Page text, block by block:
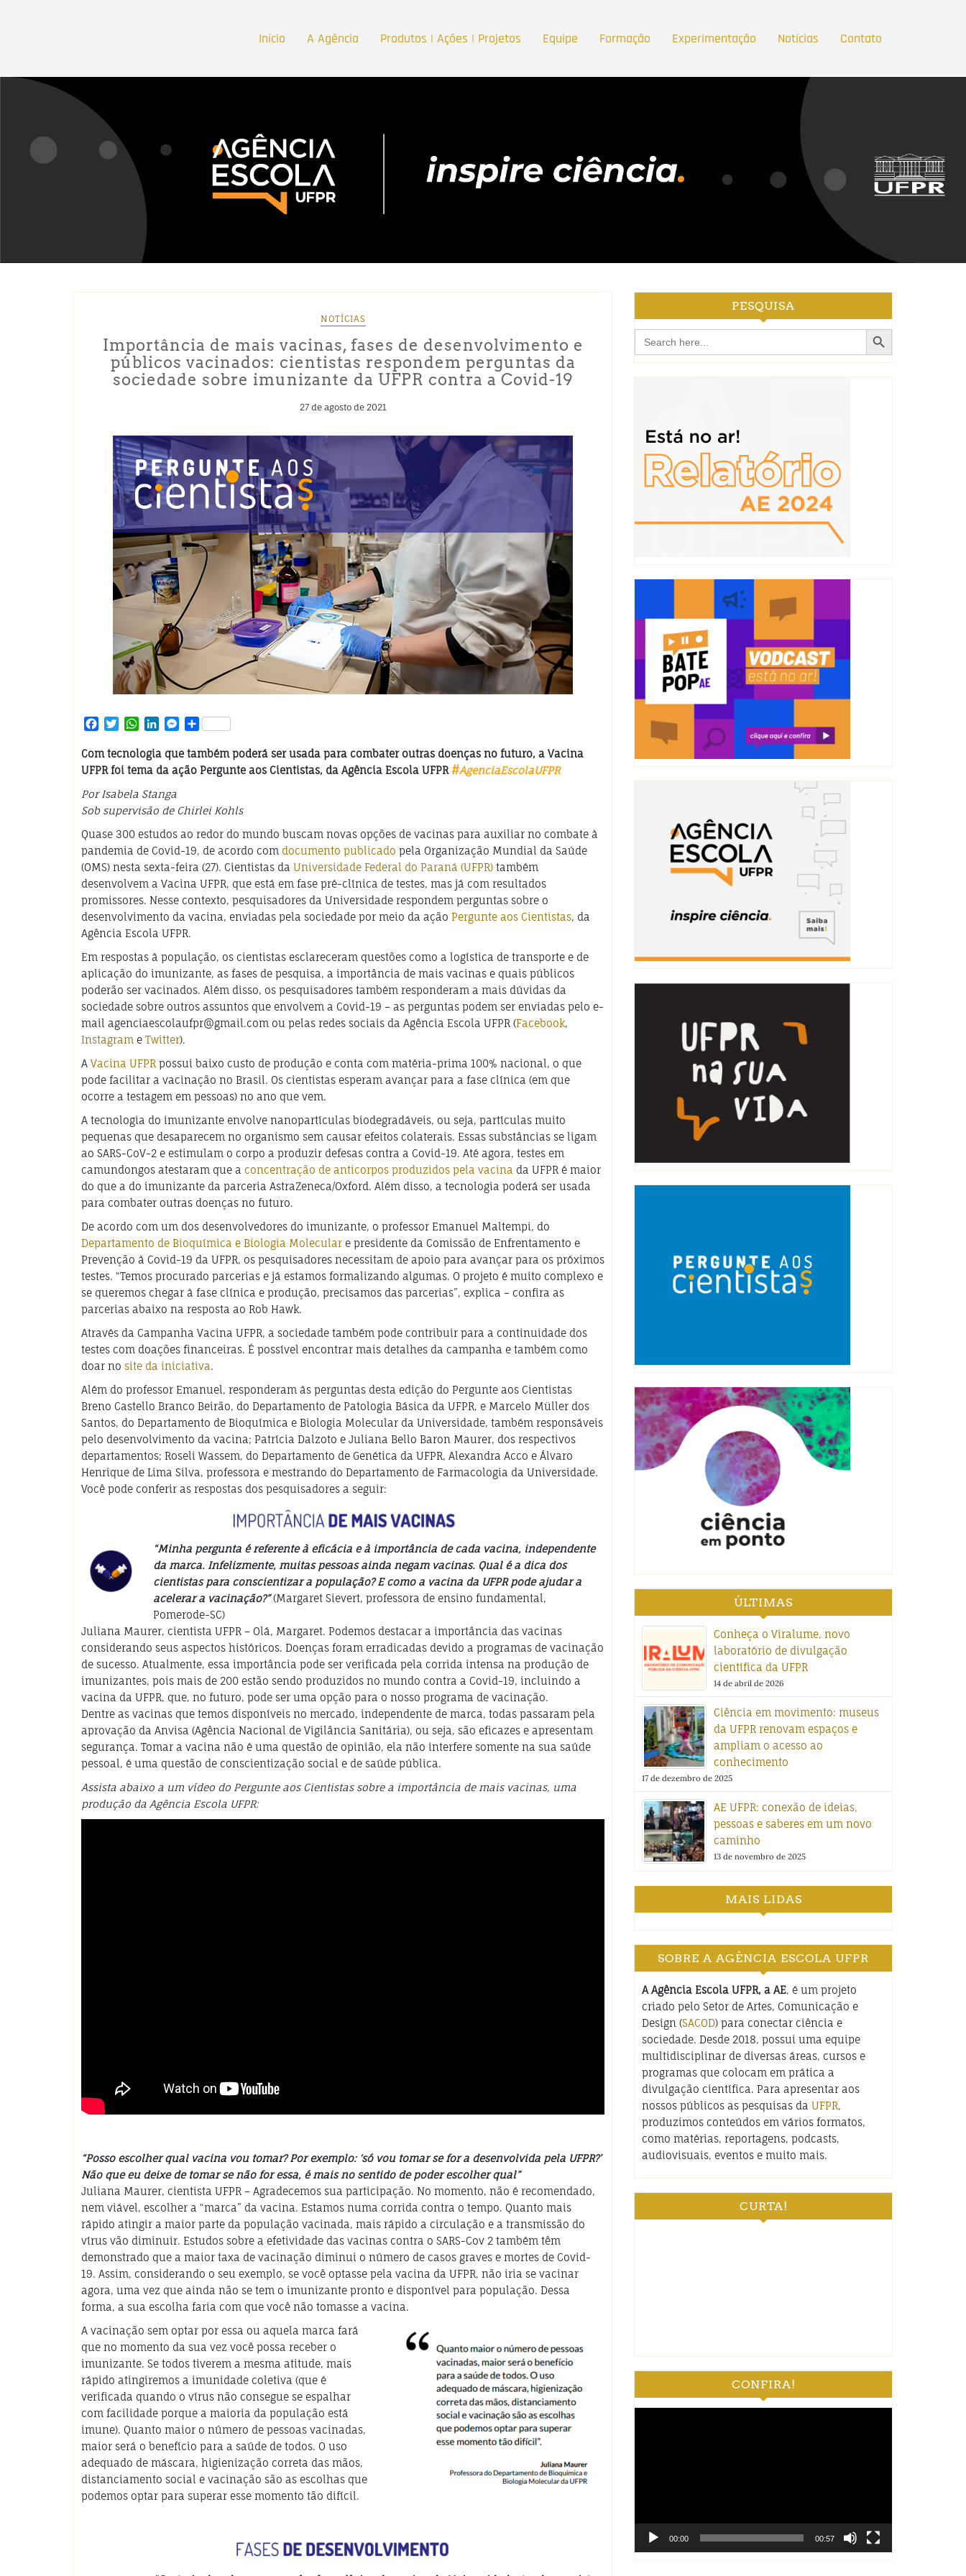
Início A Agência Produtos | Ações | Projetos Equipe Formação Experimentação Notícias Contato
NOTÍCIAS
Importância de mais vacinas, fases de desenvolvimento e
públicos vacinados: cientistas respondem perguntas da
sociedade sobre imunizante da UFPR contra a Covid-19
27 de agosto de 2021
Facebook
TwitterWhatsApp
LinkedInMessenger
Share
Com tecnologia que também poderá ser usada para combater outras doenças no futuro, a Vacina
UFPR foi tema da ação Pergunte aos Cientistas, da Agência Escola UFPR#AgenciaEscolaUFPR
Por Isabela Stanga
Sob supervisão de Chirlei Kohls
Quase 300 estudos ao redor do mundo buscam novas opções de vacinas para auxiliar no combate à
pandemia de Covid-19, de acordo com documento publicado pela Organização Mundial da Saúde
(OMS) nesta sexta-feira (27). Cientistas da Universidade Federal do Paraná (UFPR) também
desenvolvem a Vacina UFPR, que está em fase pré-clínica de testes, mas já com resultados
promissores. Nesse contexto, pesquisadores da Universidade respondem perguntas sobre o
desenvolvimento da vacina, enviadas pela sociedade por meio da ação Pergunte aos Cientistas, da
Agência Escola UFPR.
Em respostas à população, os cientistas esclareceram questões como a logística de transporte e de
aplicação do imunizante, as fases de pesquisa, a importância de mais vacinas e quais públicos
poderão ser vacinados. Além disso, os pesquisadores também responderam a mais dúvidas da
sociedade sobre outros assuntos que envolvem a Covid-19 – as perguntas podem ser enviadas pelo e-
mail agenciaescolaufpr@gmail.com ou pelas redes sociais da Agência Escola UFPR (Facebook,
Instagram e Twitter).
A Vacina UFPR possui baixo custo de produção e conta com matéria-prima 100% nacional, o que
pode facilitar a vacinação no Brasil. Os cientistas esperam avançar para a fase clínica (em que
ocorre a testagem em pessoas) no ano que vem.
A tecnologia do imunizante envolve nanopartículas biodegradáveis, ou seja, partículas muito
pequenas que desaparecem no organismo sem causar efeitos colaterais. Essas substâncias se ligam
ao SARS-CoV-2 e estimulam o corpo a produzir defesas contra a Covid-19. Até agora, testes em
camundongos atestaram que a concentração de anticorpos produzidos pela vacina da UFPR é maior
do que a do imunizante da parceria AstraZeneca/Oxford. Além disso, a tecnologia poderá ser usada
para combater outras doenças no futuro.
De acordo com um dos desenvolvedores do imunizante, o professor Emanuel Maltempi, do
Departamento de Bioquímica e Biologia Molecular e presidente da Comissão de Enfrentamento e
Prevenção à Covid-19 da UFPR, os pesquisadores necessitam de apoio para avançar para os próximos
testes. “Temos procurado parcerias e já estamos formalizando algumas. O projeto é muito complexo e
se queremos chegar à fase clínica e produção, precisamos das parcerias”, explica – confira as
parcerias abaixo na resposta ao Rob Hawk.
Através da Campanha Vacina UFPR, a sociedade também pode contribuir para a continuidade dos
testes com doações financeiras. É possível encontrar mais detalhes da campanha e também como
doar no site da iniciativa.
Além do professor Emanuel, responderam às perguntas desta edição do Pergunte aos Cientistas
Breno Castello Branco Beirão, do Departamento de Patologia Básica da UFPR, e Marcelo Müller dos
Santos, do Departamento de Bioquímica e Biologia Molecular da Universidade, também responsáveis
pelo desenvolvimento da vacina; Patrícia Dalzoto e Juliana Bello Baron Maurer, dos respectivos
departamentos; Roseli Wassem, do Departamento de Genética da UFPR, Alexandra Acco e Álvaro
Henrique de Lima Silva, professora e mestrando do Departamento de Farmacologia da Universidade.
Você pode conferir as respostas dos pesquisadores a seguir:
“Minha pergunta é referente à eficácia e à importância de cada vacina, independente
da marca. Infelizmente, muitas pessoas ainda negam vacinas. Qual é a dica dos
cientistas para conscientizar a população? E como a vacina da UFPR pode ajudar a
acelerar a vacinação?”(Margaret Sievert, professora de ensino fundamental,
Pomerode-SC)
Juliana Maurer, cientista UFPR – Olá, Margaret. Podemos destacar a importância das vacinas
considerando seus aspectos históricos. Doenças foram erradicadas devido a programas de vacinação
de sucesso. Atualmente, essa importância pode ser verificada pela corrida intensa na produção de
imunizantes, pois mais de 200 estão sendo produzidos no mundo contra a Covid-19, incluindo a
vacina da UFPR, que, no futuro, pode ser uma opção para o nosso programa de vacinação.
Dentre as vacinas que temos disponíveis no mercado, independente de marca, todas passaram pela
aprovação da Anvisa (Agência Nacional de Vigilância Sanitária), ou seja, são eficazes e apresentam
segurança. Tomar a vacina não é uma questão de opinião, ela não interfere somente na sua saúde
pessoal, é uma questão de conscientização social e de saúde pública.
Assista abaixo a um vídeo do Pergunte aos Cientistas sobre a importância de mais vacinas, uma
produção da Agência Escola UFPR:
“Posso escolher qual vacina vou tomar? Por exemplo: ‘só vou tomar se for a desenvolvida pela UFPR?’
Não que eu deixe de tomar se não for essa, é mais no sentido de poder escolher qual”
Juliana Maurer, cientista UFPR – Agradecemos sua participação. No momento, não é recomendado,
nem viável, escolher a “marca” da vacina. Estamos numa corrida contra o tempo. Quanto mais
rápido atingir a maior parte da população vacinada, mais rápido a circulação e a transmissão do
vírus vão diminuir. Estudos sobre a efetividade das vacinas contra o SARS-Cov 2 também têm
demonstrado que a maior taxa de vacinação diminui o número de casos graves e mortes de Covid-
19. Assim, considerando o seu exemplo, se você optasse pela vacina da UFPR, não iria se vacinar
agora, uma vez que ainda não se tem o imunizante pronto e disponível para população. Dessa
forma, a sua escolha faria com que você não tomasse a vacina.
A vacinação sem optar por essa ou aquela marca fará
que no momento da sua vez você possa receber o
imunizante. Se todos tiverem a mesma atitude, mais
rápido atingiremos a imunidade coletiva (que é
verificada quando o vírus não consegue se espalhar
com facilidade porque a maioria da população está
imune). Quanto maior o número de pessoas vacinadas,
maior será o benefício para a saúde de todos. O uso
adequado de máscara, higienização correta das mãos,
distanciamento social e vacinação são as escolhas que
podemos optar para superar esse momento tão difícil.
PESQUISA
Search
for:
Search Button
ÚLTIMAS
Conheça o Viralume, novo
laboratório de divulgação
científica da UFPR
14 de abril de 2026
Ciência em movimento: museus
da UFPR renovam espaços e
ampliam o acesso ao
conhecimento
17 de dezembro de 2025
AE UFPR: conexão de ideias,
pessoas e saberes em um novo
caminho
13 de novembro de 2025
MAIS LIDAS
SOBRE A AGÊNCIA ESCOLA UFPR
A Agência Escola UFPR, a AE, é um projeto
criado pelo Setor de Artes, Comunicação e
Design (SACOD) para conectar ciência e
sociedade. Desde 2018, possui uma equipe
multidisciplinar de diversas áreas, cursos e
programas que colocam em prática a
divulgação científica. Para apresentar aos
nossos públicos as pesquisas da UFPR,
produzimos conteúdos em vários formatos,
como matérias, reportagens, podcasts,
audiovisuais, eventos e muito mais.
CURTA!
CONFIRA!
00:00 00:57